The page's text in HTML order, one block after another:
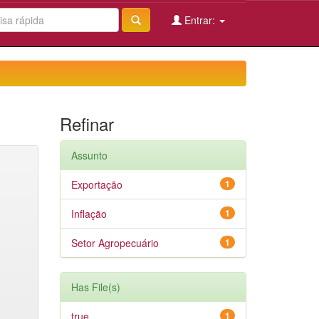
Entrar:
Refinar
Assunto
1
Exportação
1
Inflação
1
Setor Agropecuário
Has File(s)
1
true